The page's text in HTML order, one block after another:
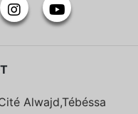
Alwajd,Tébéssa